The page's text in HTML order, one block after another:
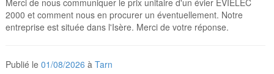
Merci de nous communiquer le prix unitaire d'un évier EVIELEC
2000 et comment nous en procurer un éventuellement. Notre
entreprise est située dans l'Isère. Merci de votre réponse.
Publié le01/08/2026 àTarn